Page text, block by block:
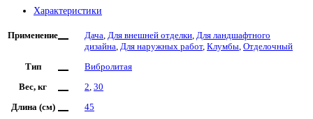
Характеристики
Применение Дача Для внешней отделки Для ландшафтного
дизайна Для наружных работ, Клумбы Отделочный
Тип
Вибролитая
Вес, кг
2 30
Длина (см)
45